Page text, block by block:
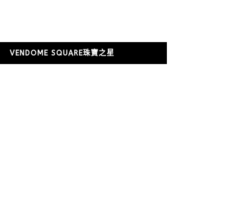
VENDOME SQUARE珠寶之星